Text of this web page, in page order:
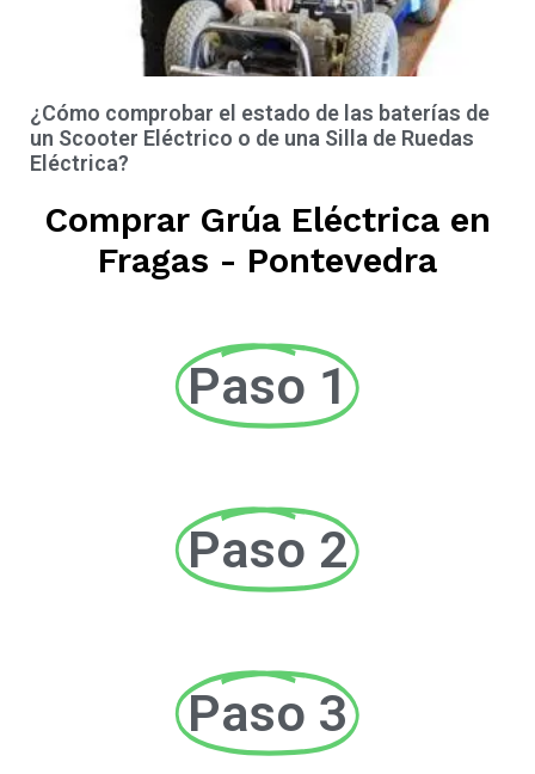
¿Cómo comprobar el estado de las baterías de
un Scooter Eléctrico o de una Silla de Ruedas
Eléctrica?
Comprar Grúa Eléctrica en
Fragas - Pontevedra
Paso 1
Paso 2
Paso 3